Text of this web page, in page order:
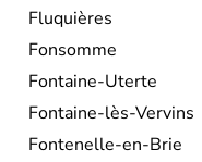
Fluquières
Fonsomme
Fontaine-Uterte
Fontaine-lès-Vervins
Fontenelle-en-Brie